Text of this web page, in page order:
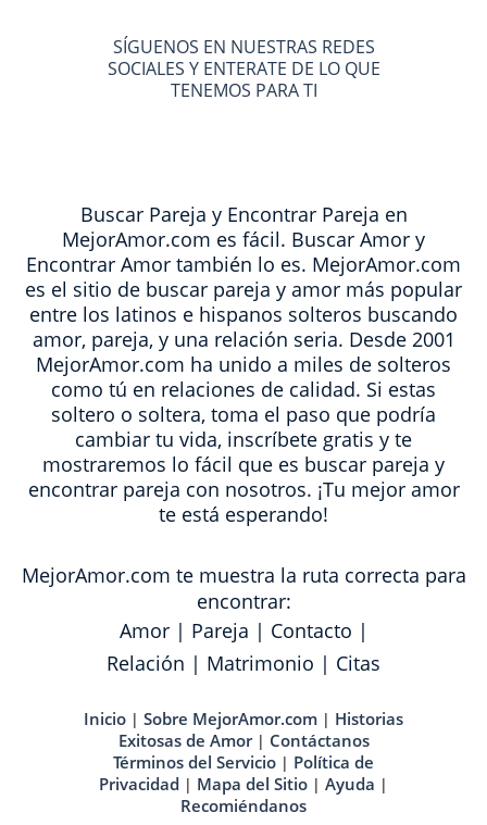
SÍGUENOS EN NUESTRAS REDES
SOCIALES Y ENTERATE DE LO QUE
TENEMOS PARA TI
Buscar Pareja y Encontrar Pareja en
MejorAmor.com es fácil. Buscar Amor y
Encontrar Amor también lo es. MejorAmor.com
es el sitio de buscar pareja y amor más popular
entre los latinos e hispanos solteros buscando
amor, pareja, y una relación seria. Desde 2001
MejorAmor.com ha unido a miles de solteros
como tú en relaciones de calidad. Si estas
soltero o soltera, toma el paso que podría
cambiar tu vida, inscríbete gratis y te
mostraremos lo fácil que es buscar pareja y
encontrar pareja con nosotros. ¡Tu mejor amor
te está esperando!
MejorAmor.com te muestra la ruta correcta para
encontrar:
Amor| Pareja | Contacto |
Relación | Matrimonio | Citas
Inicio | Sobre MejorAmor.com | Historias
Exitosas de Amor| Contáctanos
Términos del Servicio | Política de
Privacidad | Mapa del Sitio | Ayuda |
Recomiéndanos